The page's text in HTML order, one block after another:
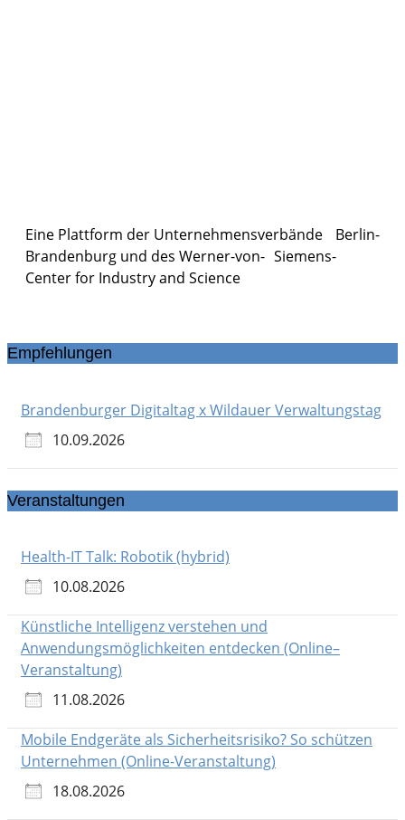
Eine Plattform der Unternehmensverbände Berlin-
Brandenburg und des Werner-von- Siemens-
Center for Industry and Science
Empfehlungen
Brandenburger Digitaltag x Wildauer Verwaltungstag
10.09.2026
Veranstaltungen
Health-IT Talk: Robotik (hybrid)
10.08.2026
Künstliche Intelligenz verstehen und
Anwendungsmöglichkeiten entdecken (Online–
Veranstaltung)
11.08.2026
Mobile Endgeräte als Sicherheitsrisiko? So schützen
Unternehmen (Online-Veranstaltung)
18.08.2026